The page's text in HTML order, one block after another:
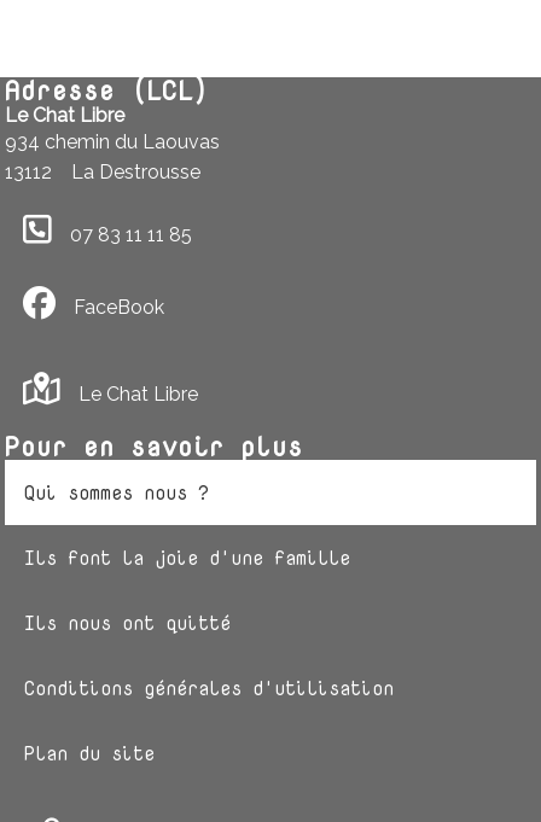
Adresse (LCL)
Le Chat Libre
934 chemin du Laouvas
13112
La Destrousse
07 83 11 11 85
FaceBook
Le Chat Libre
Pour en savoir plus
Qui sommes nous ?
Ils font la joie d'une famille
Ils nous ont quitté
Conditions générales d'utilisation
Plan du site